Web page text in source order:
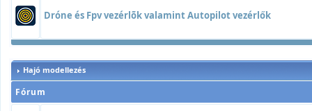
Dróne és Fpv vezérlõk valamint Autopilot vezérlők
Hajó modellezés
Fórum